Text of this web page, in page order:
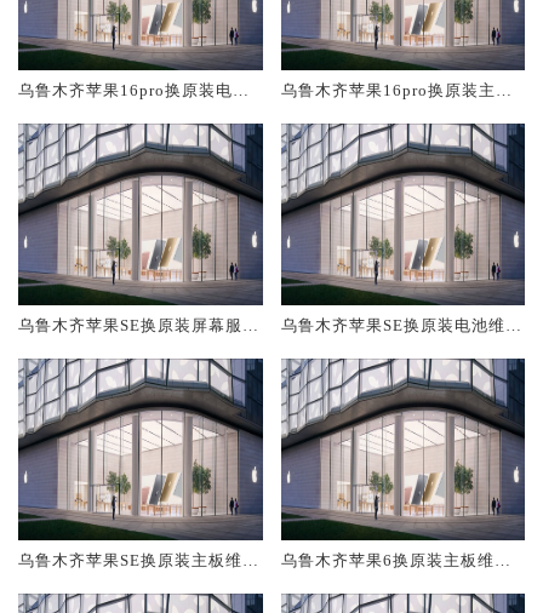
乌鲁木齐苹果16pro换原装电池
乌鲁木齐苹果16pro换原装主板
乌鲁木齐苹果SE换原装屏幕服务
乌鲁木齐苹果SE换原装电池维修
乌鲁木齐苹果SE换原装主板维修
乌鲁木齐苹果6换原装主板维修